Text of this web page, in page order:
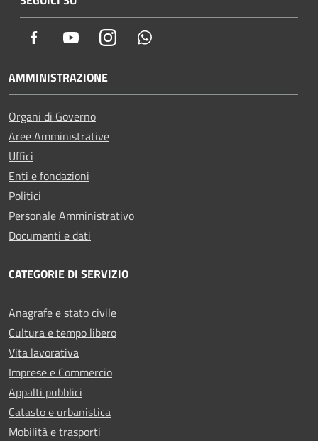
Facebook YoutubeInstagram
AMMINISTRAZIONE
Organi di Governo
Aree Amministrative
Uffici
Enti e fondazioni
Politici
Personale Amministrativo
Documenti e dati
CATEGORIE DI SERVIZIO
Anagrafe e stato civile
Cultura e tempo libero
Vita lavorativa
Imprese e Commercio
Appalti pubblici
Catasto e urbanistica
Mobilità e trasporti